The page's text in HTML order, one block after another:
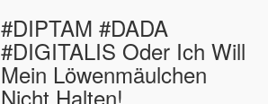
#DIPTAM #DADA
#DIGITALIS Oder Ich Will
Mein Löwenmäulchen
Nicht Halten!